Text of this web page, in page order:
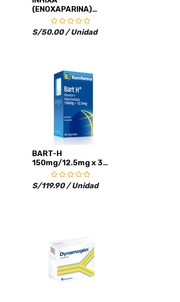
(ENOXAPARINA)
40mg/0.4ml SOL
INY x 2 JER PR
S/50.00 / Unidad
BART-H
150mg/12.5mg x 30
S/119.90 / Unidad